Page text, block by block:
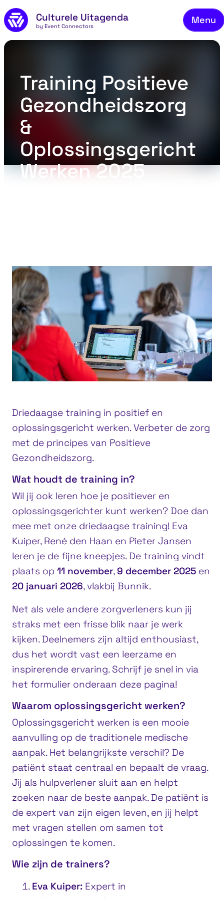
Skip to main content
Culturele Uitagenda
by Event Connectors
Menu
Training Positieve
Gezondheidszorg
&
Oplossingsgericht
Werken 2025
Driedaagse training in positief en
oplossingsgericht werken. Verbeter de zorg
met de principes van Positieve
Gezondheidszorg.
Wat houdt de training in?
Wil jij ook leren hoe je positiever en
oplossingsgerichter kunt werken? Doe dan
mee met onze driedaagse training! Eva
Kuiper, René den Haan en Pieter Jansen
leren je de fijne kneepjes. De training vindt
plaats op 11 november, 9 december 2025 en
20 januari 2026, vlakbij Bunnik.
Net als vele andere zorgverleners kun jij
straks met een frisse blik naar je werk
kijken. Deelnemers zijn altijd enthousiast,
dus het wordt vast een leerzame en
inspirerende ervaring. Schrijf je snel in via
het formulier onderaan deze pagina!
Waarom oplossingsgericht werken?
Oplossingsgericht werken is een mooie
aanvulling op de traditionele medische
aanpak. Het belangrijkste verschil? De
patiënt staat centraal en bepaalt de vraag.
Jij als hulpverlener sluit aan en helpt
zoeken naar de beste aanpak. De patiënt is
de expert van zijn eigen leven, en jij helpt
met vragen stellen om samen tot
oplossingen te komen.
Wie zijn de trainers?
Eva Kuiper: Expert in